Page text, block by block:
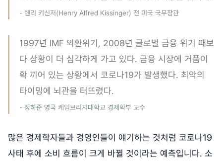
- 헨리 키신저(Henry Alfred Kissinger) 전 미국 국무장관
1997년 IMF 외환위기, 2008년 글로벌 금융 위기 때보
다 상황이 더 심각하게 가고 있다. 금융 시장에 거품이
확 끼어 있는 상황에서 코로나19가 발생했다. 최악의
타이밍에 뇌관을 터뜨렸다.
- 장하준 영국 케임브리지대학교 경제학부 교수
많은 경제학자들과 경영인들이 얘기하는 것처럼 코로나19
사태 후에 소비 흐름이 크게 바뀔 것이라는 예측입니다. 소